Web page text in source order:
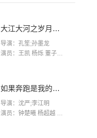
大江大河之岁月如歌
导演：孔笙;孙墨龙
演员：王凯 杨烁 董子健 杨采钰 张佳宁 练练 林栋甫 房子斌
如果奔跑是我的人生
导演：沈严;李江明
演员：钟楚曦 杨超越 许娣 陈小艺 侯雯元 宋洋 王宥钧 李添诺